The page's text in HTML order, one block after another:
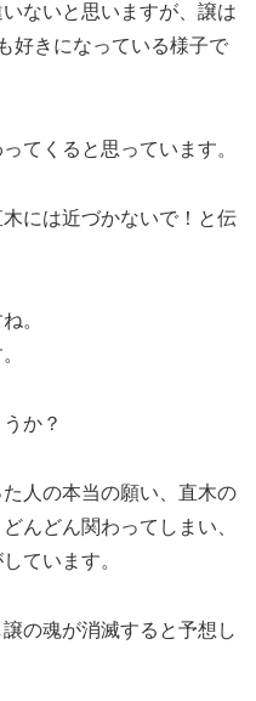
ないと思いますが、譲は
好きになっている様子で
てくると思っています。
には近づかないで！と伝
。
か？
人の本当の願い、直木の
んどん関わってしまい、
ています。
の魂が消滅すると予想し